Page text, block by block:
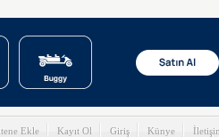
Ekle Kayıt Ol Giriş Künye